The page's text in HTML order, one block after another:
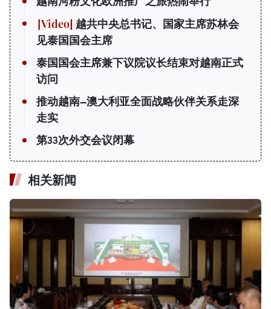
越共中央总书记、国家主席苏林会
见泰国国会主席
泰国国会主席兼下议院议长结束对越南正式
访问
推动越南—澳大利亚全面战略伙伴关系走深
走实
第33次外交会议闭幕
相关新闻